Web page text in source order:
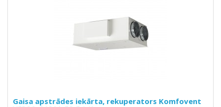
Gaisa apstrādes iekārta, rekuperators Komfovent